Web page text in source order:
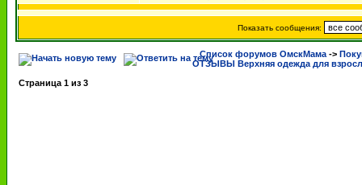
Показать сообщения:
Список форумов ОмскМама ->
ОТЗЫВЫ Верхняя одежда для
Страница 1 из 3